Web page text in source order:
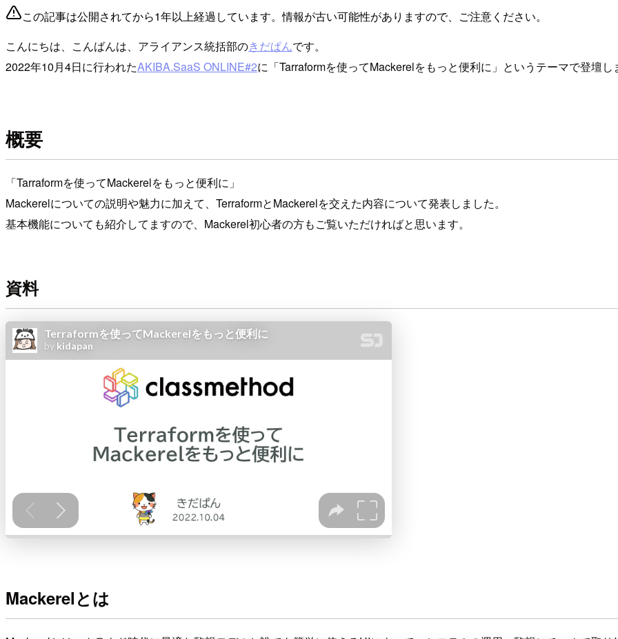
この記事は公開されてから1年以上経過しています。情報が古い可能性がありますので、ご注意ください。
こんにちは、こんばんは、アライアンス統括部のきだぱんです。
2022年10月4日に行われたAKIBA.SaaS ONLINE#2に「Tarraformを使ってMackerelをもっと便利に」というテーマで登壇し
概要
「Tarraformを使ってMackerelをもっと便利に」
Mackerelについての説明や魅力に加えて、TerraformとMackerelを交えた内容について発表しました。
基本機能についても紹介してますので、Mackerel初心者の方もご覧いただければと思います。
資料
Mackerelとは